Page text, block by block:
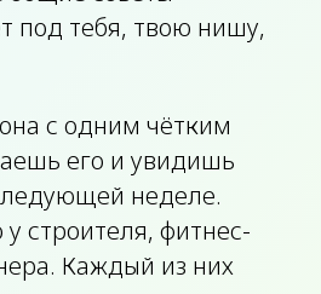
под тебя, твою нишу,
с одним чётким
его и увидишь
неделе.
строителя, фитнес-
Каждый из них